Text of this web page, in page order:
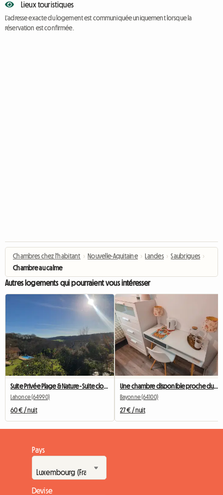
Lieux touristiques
L'adresse exacte du logement est communiquée uniquement lorsque la
réservation est confirmée.
Chambres chez l'habitant › Nouvelle-Aquitaine › Landes › Saubrigues ›
Chambre au calme
Autres logements qui pourraient vous intéresser
Suite Privée Plage & Nature - Suite close to Beach Mountain
Lahonce (64990)
60 € / nuit
Une chambre disponible proche du centre ville
Bayonne (64100)
27 € / nuit
Pays
Devise